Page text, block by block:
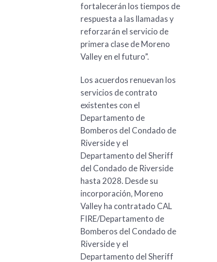
fortalecerán los tiempos de
respuesta a las llamadas y
reforzarán el servicio de
primera clase de Moreno
Valley en el futuro”.
Los acuerdos renuevan los
servicios de contrato
existentes con el
Departamento de
Bomberos del Condado de
Riverside y el
Departamento del Sheriff
del Condado de Riverside
hasta 2028. Desde su
incorporación, Moreno
Valley ha contratado CAL
FIRE/Departamento de
Bomberos del Condado de
Riverside y el
Departamento del Sheriff